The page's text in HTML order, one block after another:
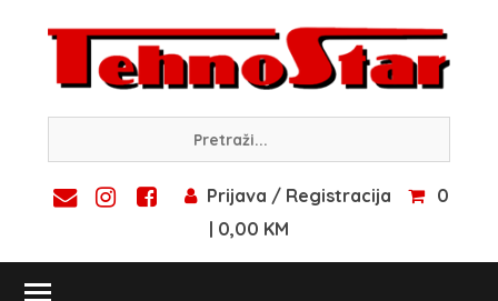
content
Prijava / Registracija
0
| 0,00 KM